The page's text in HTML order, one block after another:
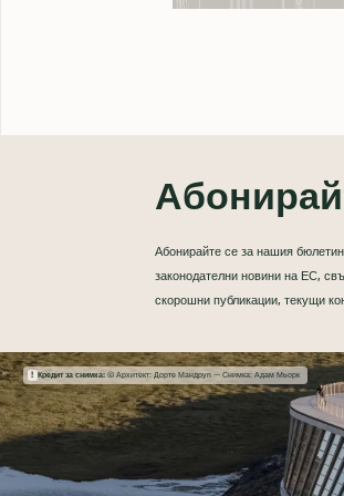
Абонирайте се за нашия
законодателни новини на ЕС,
скорошни публикации, текущи
Кредит за снимка:© Архитект: Дорте Мандруп — Снимка: Адам Мьорк